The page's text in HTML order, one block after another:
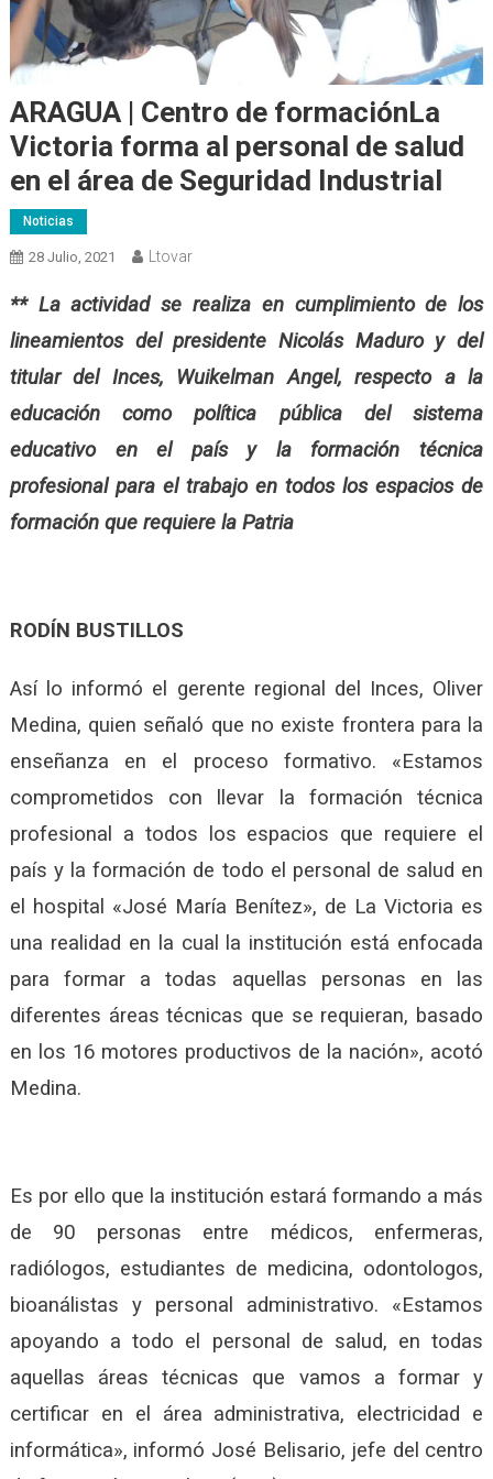
ARAGUA | Centro de formaciónLa
Victoria forma al personal de salud
en el área de Seguridad Industrial
Noticias
28 Julio, 2021 Ltovar
** La actividad se realiza en cumplimiento de los
lineamientos del presidente Nicolás Maduro y del
titular del Inces, Wuikelman Angel, respecto a la
educación como política pública del sistema
educativo en el país y la formación técnica
profesional para el trabajo en todos los espacios de
formación que requiere la Patria
RODÍN BUSTILLOS
Así lo informó el gerente regional del Inces, Oliver
Medina, quien señaló que no existe frontera para la
enseñanza en el proceso formativo. «Estamos
comprometidos con llevar la formación técnica
profesional a todos los espacios que requiere el
país y la formación de todo el personal de salud en
el hospital «José María Benítez», de La Victoria es
una realidad en la cual la institución está enfocada
para formar a todas aquellas personas en las
diferentes áreas técnicas que se requieran, basado
en los 16 motores productivos de la nación», acotó
Medina.
Es por ello que la institución estará formando a más
de 90 personas entre médicos, enfermeras,
radiólogos, estudiantes de medicina, odontologos,
bioanálistas y personal administrativo. «Estamos
apoyando a todo el personal de salud, en todas
aquellas áreas técnicas que vamos a formar y
certificar en el área administrativa, electricidad e
informática», informó José Belisario, jefe del centro